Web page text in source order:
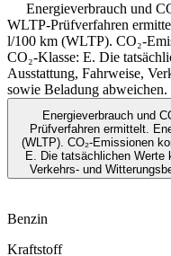
Energieverbrauch und
WLTP-Prüfverfahren
l/100 km (WLTP). CO₂-
CO₂-Klasse: E. Die
Ausstattung, Fahrweise,
sowie Beladung abweichen.
Energieverbrauch und
Prüfverfahren ermittelt.
(WLTP). CO₂-Emissionen
E. Die tatsächlichen Werte
Verkehrs- und
Benzin
Kraftstoff